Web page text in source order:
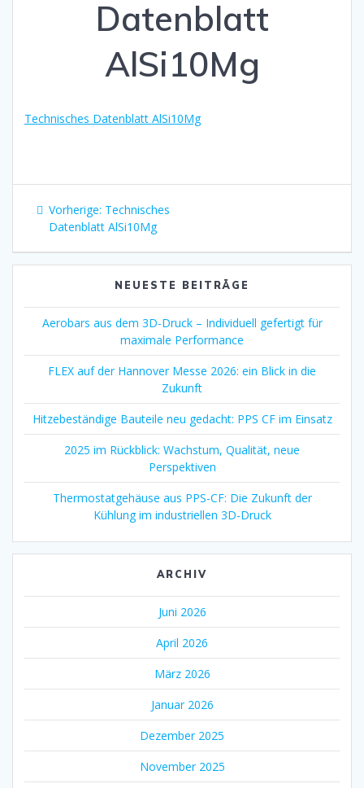
Datenblatt
AlSi10Mg
Technisches Datenblatt AlSi10Mg
Beitragsnavigation
Vorherige: Vorheriger
Beitrag:
Technisches
Datenblatt AlSi10Mg
NEUESTE BEITRÄGE
Aerobars aus dem 3D-Druck – Individuell gefertigt für
maximale Performance
FLEX auf der Hannover Messe 2026: ein Blick in die
Zukunft
Hitzebeständige Bauteile neu gedacht: PPS CF im Einsatz
2025 im Rückblick: Wachstum, Qualität, neue
Perspektiven
Thermostatgehäuse aus PPS-CF: Die Zukunft der
Kühlung im industriellen 3D-Druck
ARCHIV
Juni 2026
April 2026
März 2026
Januar 2026
Dezember 2025
November 2025